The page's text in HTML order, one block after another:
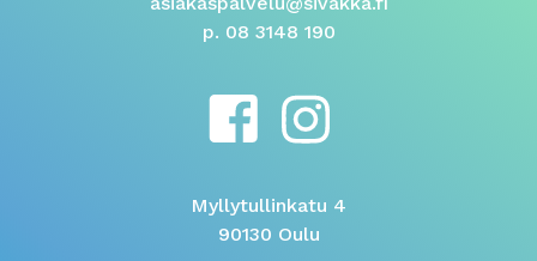
p. 08 3148 190
Myllytullinkatu 4
90130 Oulu